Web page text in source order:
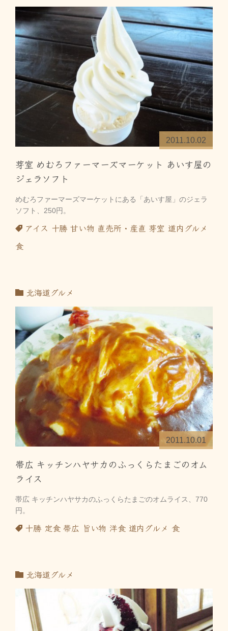
2011.10.02
芽室 めむろファーマーズマーケット あいす屋の
ジェラソフト
めむろファーマーズマーケットにある「あいす屋」のジェラ
ソフト、250円。
アイス 十勝 甘い物 直売所・産直 芽室 道内グルメ
食
北海道グルメ
2011.10.01
帯広 キッチンハヤサカのふっくらたまごのオム
ライス
帯広 キッチンハヤサカのふっくらたまごのオムライス、770
円。
十勝 定食 帯広 旨い物 洋食 道内グルメ 食
北海道グルメ